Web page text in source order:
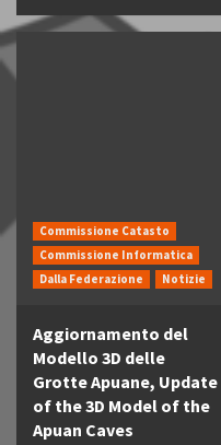
Commissione Catasto
Commissione Informatica
Dalla Federazione
Notizie
Aggiornamento del
Modello 3D delle
Grotte Apuane, Update
of the 3D Model of the
Apuan Caves